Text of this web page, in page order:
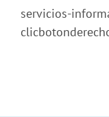
servicios-